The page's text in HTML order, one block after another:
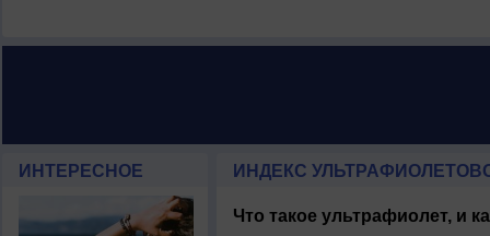
ИНТЕРЕСНОЕ ИНДЕКС
Что такое ультрафиолет, и